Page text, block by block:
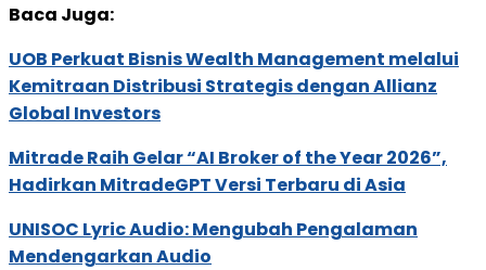
Baca Juga:
UOB Perkuat Bisnis Wealth Management melalui
Kemitraan Distribusi Strategis dengan Allianz
Global Investors
Mitrade Raih Gelar “AI Broker of the Year 2026”,
Hadirkan MitradeGPT Versi Terbaru di Asia
UNISOC Lyric Audio: Mengubah Pengalaman
Mendengarkan Audio